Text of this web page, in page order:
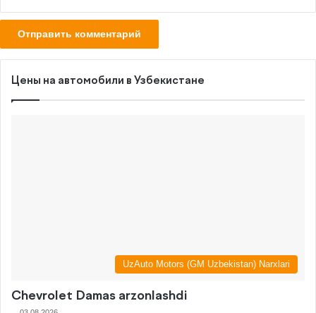
Цены на автомобили в Узбекистане
UzAuto Motors (GM Uzbekistan) Narxlari
Chevrolet Damas arzonlashdi